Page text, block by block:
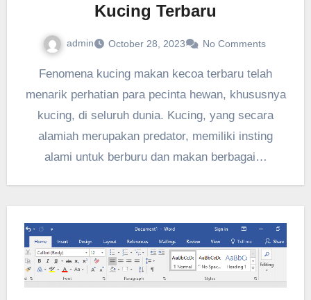
Kucing Terbaru
admin October 28, 2023 No Comments
Fenomena kucing makan kecoa terbaru telah
menarik perhatian para pecinta hewan, khususnya
kucing, di seluruh dunia. Kucing, yang secara
alamiah merupakan predator, memiliki insting
alami untuk berburu dan makan berbagai…